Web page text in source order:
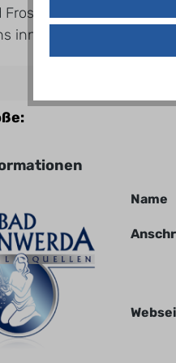
Frost schützen und an
innerhalb von 3 Tagen
Name